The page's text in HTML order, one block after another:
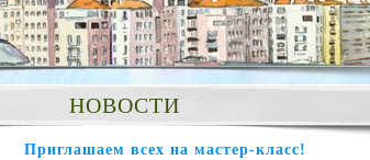
НОВОСТИ
Приглашаем всех на мастер-класс!